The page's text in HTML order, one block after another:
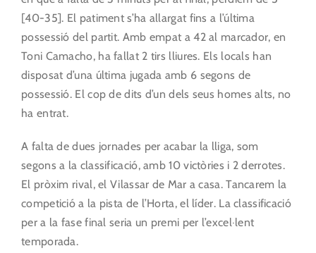
[40-35]. El patiment s’ha allargat fins a l’última
possessió del partit. Amb empat a 42 al marcador, en
Toni Camacho, ha fallat 2 tirs lliures. Els locals han
disposat d’una última jugada amb 6 segons de
possessió. El cop de dits d’un dels seus homes alts, no
ha entrat.
A falta de dues jornades per acabar la lliga, som
segons a la classificació, amb 10 victòries i 2 derrotes.
El pròxim rival, el Vilassar de Mar a casa. Tancarem la
competició a la pista de l’Horta, el líder. La classificació
per a la fase final seria un premi per l’excel·lent
temporada.